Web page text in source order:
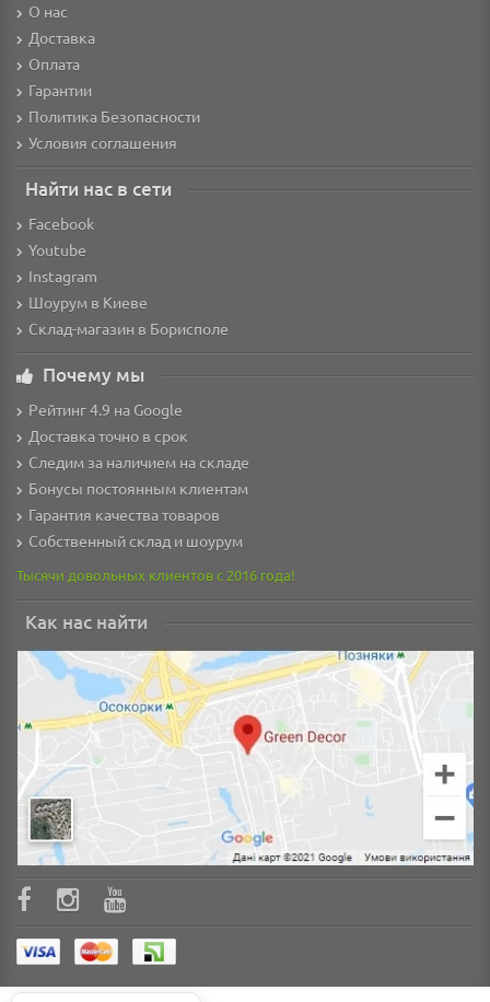
О нас
Доставка
Оплата
Гарантии
Политика Безопасности
Условия соглашения
Найти нас в сети
Facebook
Youtube
Instagram
Шоурум в Киеве
Склад-магазин в Борисполе
Почему мы
Рейтинг 4.9 на Google
Доставка точно в срок
Следим за наличием на складе
Бонусы постоянным клиентам
Гарантия качества товаров
Собственный склад и шоурум
Тысячи довольных клиентов с 2016 года!
Как нас найти